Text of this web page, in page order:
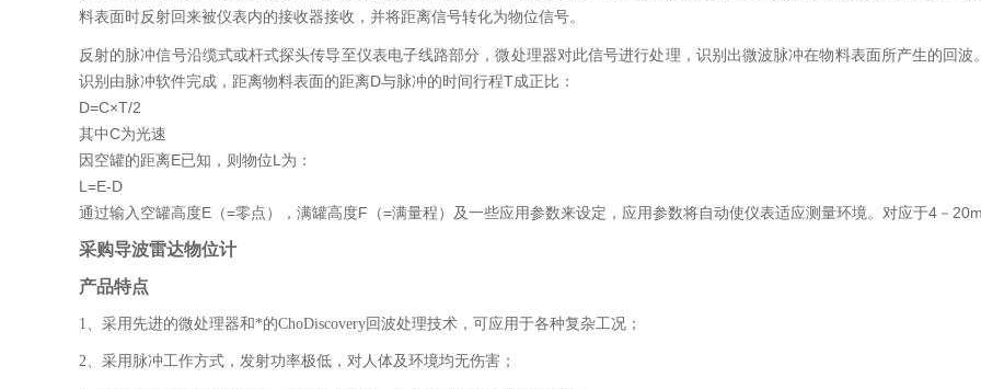
料表面时反射回来被仪表内的接收器接收，并将距离信号转化为物位信号。
反射的脉冲信号沿缆式或杆式探头传导至仪表电子线路部分，微处理器对此信号进行处理，识别出微波脉冲在物料表面所产生的回波
识别由脉冲软件完成，距离物料表面的距离D与脉冲的时间行程T成正比：
D=C×T/2
其中C为光速
因空罐的距离E已知，则物位L为：
L=E-D
通过输入空罐高度E（=零点），满罐高度F（=满量程）及一些应用参数来设定，应用参数将自动使仪表适应测量环境。对应于4－
采购导波雷达物位计
产品特点
1、采用先进的微处理器和*的ChoDiscovery回波处理技术，可应用于各种复杂工况；
2、采用脉冲工作方式，发射功率极低，对人体及环境均无伤害；